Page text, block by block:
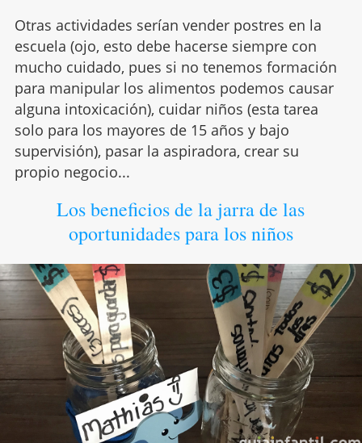
Otras actividades serían vender postres en la
escuela (ojo, esto debe hacerse siempre con
mucho cuidado, pues si no tenemos formación
para manipular los alimentos podemos causar
alguna intoxicación), cuidar niños (esta tarea
solo para los mayores de 15 años y bajo
supervisión), pasar la aspiradora, crear su
propio negocio...
Los beneficios de la jarra de las
oportunidades para los niños